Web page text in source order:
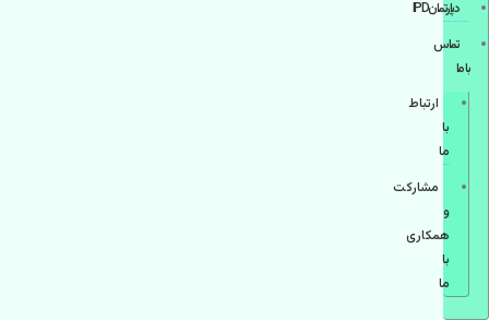
دپارتمانIPD
تماس
با ما
ارتباط
با
ما
مشاركت
و
همكاری
با
ما